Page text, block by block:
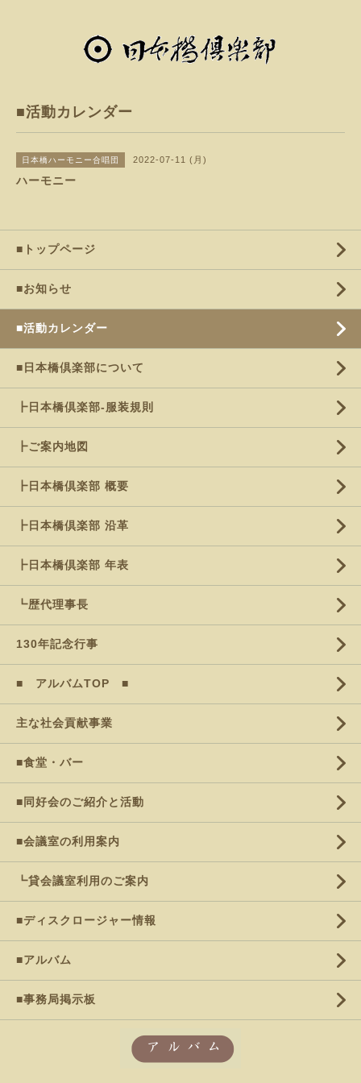
■活動カレンダー
日本橋ハーモニー合唱団 2022-07-11 (月)
ハーモニー
■トップページ
■お知らせ
■活動カレンダー
■日本橋倶楽部について
┣日本橋倶楽部-服装規則
┣ご案内地図
┣日本橋倶楽部 概要
┣日本橋倶楽部 沿革
┣日本橋倶楽部 年表
┗歴代理事長
130年記念行事
■ アルバムTOP ■
主な社会貢献事業
■食堂・バー
■同好会のご紹介と活動
■会議室の利用案内
┗貸会議室利用のご案内
■ディスクロージャー情報
■アルバム
■事務局掲示板